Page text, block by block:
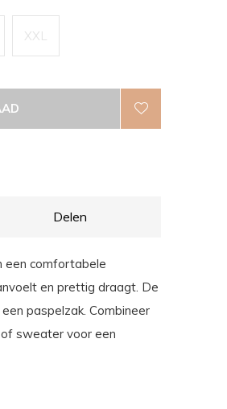
XXL
Delen
een comfortabele
en prettig draagt. De
paspelzak. Combineer
sweater voor een